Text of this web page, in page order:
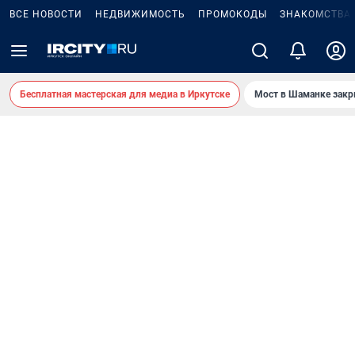
ВСЕ НОВОСТИ НЕДВИЖИМОСТЬ ПРОМОКОДЫ ЗНАКОМСТВА
Бесплатная мастерская для медиа в Иркутске Мост в Шаманке